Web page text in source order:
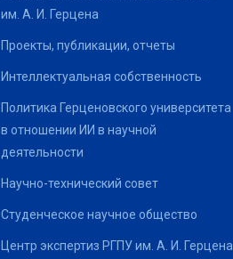
им. А. И. Герцена
Проекты, публикации, отчеты
Интеллектуальная собственность
Политика Герценовского университета
в отношении ИИ в научной
деятельности
Научно-технический совет
Студенческое научное общество
Центр экспертиз РГПУ им. А. И. Герцена